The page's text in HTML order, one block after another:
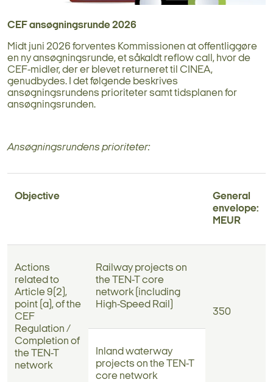
CEF ansøgningsrunde 2026
Midt juni 2026 forventes Kommissionen at offentliggøre
en ny ansøgningsrunde, et såkaldt reflow call, hvor de
CEF-midler, der er blevet returneret til CINEA,
genudbydes. I det følgende beskrives
ansøgningsrundens prioriteter samt tidsplanen for
ansøgningsrunden.
Ansøgningsrundens prioriteter:
Objective
General
envelope:
MEUR
Actions
related to
Article 9(2),
point (a), of the
CEF
Regulation /
Completion of
the TEN-T
network
Railway projects on
the TEN-T core
network (including
High-Speed Rail)
350
Inland waterway
projects on the TEN-T
core network